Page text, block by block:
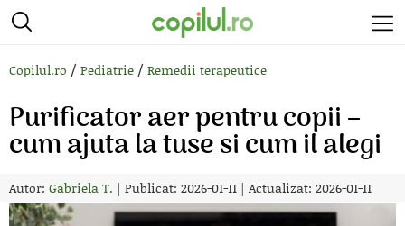
Copilul.ro / Pediatrie / Remedii terapeutice
Purificator aer pentru copii –
cum ajuta la tuse si cum il alegi
Autor: Gabriela T. | Publicat: 2026-01-11 | Actualizat: 2026-01-11